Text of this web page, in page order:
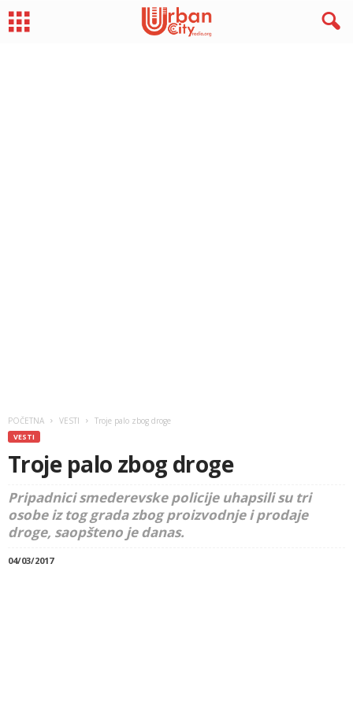
POČETNA VESTI Troje palo zbog droge
VESTI
Troje palo zbog droge
Pripadnici smederevske policije uhapsili su tri
osobe iz tog grada zbog proizvodnje i prodaje
droge, saopšteno je danas.
04/03/2017